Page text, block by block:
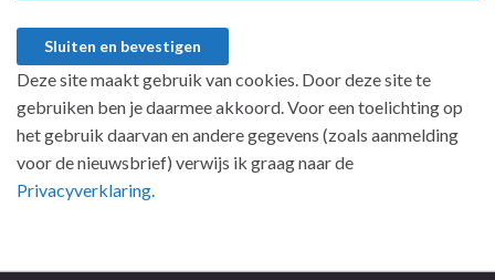
Deze site maakt gebruik van cookies. Door deze site te
gebruiken ben je daarmee akkoord. Voor een toelichting op
het gebruik daarvan en andere gegevens (zoals aanmelding
voor de nieuwsbrief) verwijs ik graag naar de
Privacyverklaring.